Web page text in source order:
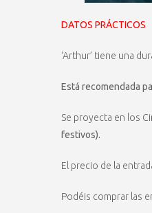
DATOS PRÁCTICOS
‘Arthur’ tiene una
Está recomendada
Se proyecta en los
festivos).
El precio de la
Podéis comprar las